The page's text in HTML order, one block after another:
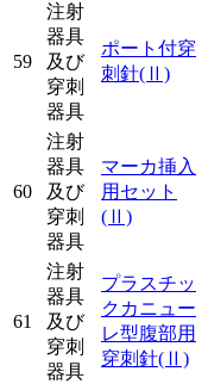
59
注射
器具
及び
穿刺
器具
ポート付穿
刺針(Ⅱ)
60
注射
器具
及び
穿刺
器具
マーカ挿入
用セット
(Ⅱ)
61
注射
器具
及び
穿刺
器具
プラスチッ
クカニュー
レ型腹部用
穿刺針(Ⅱ)